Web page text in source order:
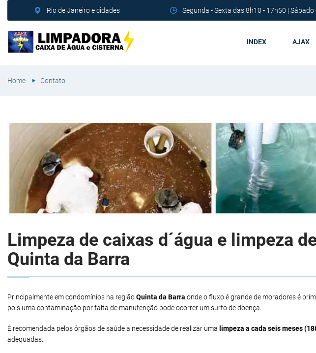
Rio de Janeiro e cidades Segunda - Sexta das 8h10 - 17h50 |
INDEX AJAX
Home Contato
Limpeza de caixas d´água e limpeza
Quinta da Barra
Principalmente em condomínios na regiãoQuinta da Barra onde o fluxo é grande de moradores é
pois uma contaminação por falta de manutenção pode ocorrer um surto de doença.
É recomendada pelos órgãos de saúde a necessidade de realizar uma limpeza a cada seis meses
adequadas.